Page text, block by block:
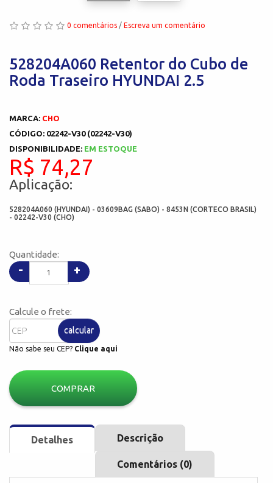
0 comentários / Escreva um comentário
528204A060 Retentor do Cubo de
Roda Traseiro HYUNDAI 2.5
MARCA: CHO
CÓDIGO: 02242-V30 (02242-V30)
DISPONIBILIDADE: EM ESTOQUE
R$ 74,27
Aplicação:
528204A060 (HYUNDAI) - 03609BAG (SABO) - 8453N (CORTECO BRASIL)
- 02242-V30 (CHO)
Quantidade:
- +
Calcule o frete:
calcular
Não sabe seu CEP? Clique aqui
COMPRAR
Detalhes Descrição
Comentários (0)